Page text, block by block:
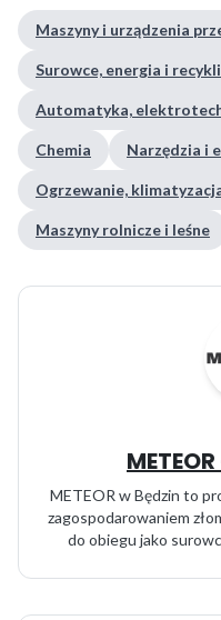
Maszyny i urządzenia
Surowce, energia i
Automatyka,
Chemia Narzędzia i
Ogrzewanie,
Maszyny rolnicze i leśne
METEOR w Będzin to
zagospodarowaniem
do obiegu jako